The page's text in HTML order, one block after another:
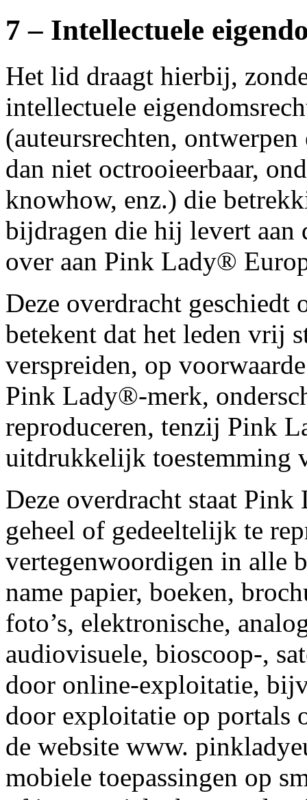
7 – Intellectuele
Het lid draagt hierbij,
intellectuele
(auteursrechten,
dan niet octrooieerbaar,
knowhow, enz.) die
bijdragen die hij levert aan
over aan Pink Lady®
Deze overdracht geschiedt
betekent dat het leden vrij
verspreiden, op
Pink Lady®-merk,
reproduceren, tenzij Pink
uitdrukkelijk toestemming
Deze overdracht staat
geheel of gedeeltelijk te
vertegenwoordigen in alle
name papier, boeken,
foto’s, elektronische,
audiovisuele, bioscoop-,
door online-exploitatie,
door exploitatie op portals
de website www.
mobiele toepassingen op